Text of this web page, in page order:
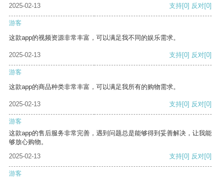
2025-02-13
支持[0] 反对[0]
游客
这款app的视频资源非常丰富，可以满足我不同的娱乐需求。
2025-02-13 支持[0] 反对[0]
游客
这款app的商品种类非常丰富，可以满足我所有的购物需求。
2025-02-13 支持[0] 反对[0]
游客
这款app的售后服务非常完善，遇到问题总是能够得到妥善解决，让我能
够放心购物。
2025-02-13
支持[0] 反对[0]
游客